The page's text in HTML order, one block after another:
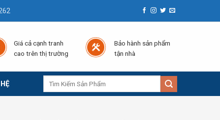
Giá cả cạnh tranh
cao trên thị trường
Bảo hành sản phẩm
tận nhà